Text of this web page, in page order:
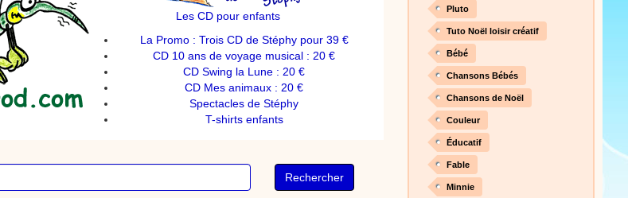
Les CD pour enfants
La Promo : Trois CD de Stéphy pour 39 €
CD 10 ans de voyage musical : 20 €
CD Swing la Lune : 20 €
CD Mes animaux : 20 €
Spectacles de Stéphy
T-shirts enfants
Pluto
Tuto Noël loisir créatif
Bébé
Chansons Bébés
Chansons de Noël
Couleur
Éducatif
Fable
Minnie